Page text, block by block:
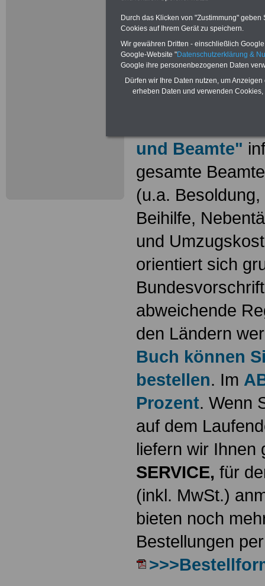
Neu
Beamte
und Beamte"
gesamte
(u.a.
Beihilfe,
und
orientiert sich
abweichende
den Ländern
Buch können
bestellen. Im
Prozent. Wenn
auf dem
liefern wir
SERVICE, für
(inkl. MwSt.)
bieten noch
Bestellungen
Durch das Klicken von "Zustimmung"
Cookies auf Ihrem Gerät zu speichern.
Wir gewähren Dritten - einschließlich
Google-Website "Datenschutzerklärung &
Google ihre personenbezogenen Daten
Dürfen wir Ihre Daten nutzen, um
erheben Daten und verwenden